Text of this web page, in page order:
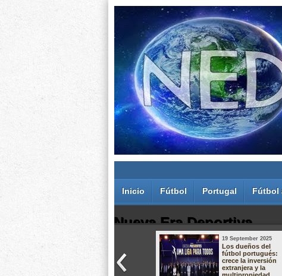
Inicio Fútbol Portugal Fútbol
Nueva Era Deportiva
Juan Carlos Rodríguez dos Santos
19 September 2025
Los dueños del
fútbol portugués:
crece la inversión
extranjera y la